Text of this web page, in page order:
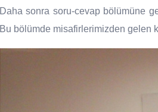
Daha sonra soru-cevap bölümüne
Bu bölümde misafirlerimizden gelen